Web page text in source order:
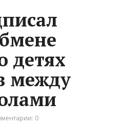
детях
между
0